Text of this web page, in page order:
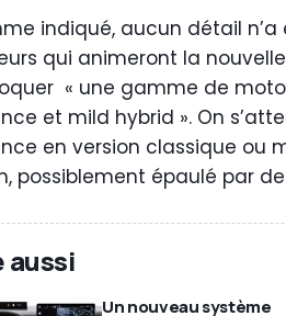
indiqué, aucun détail
qui animeront la
« une gamme de
et mild hybrid ». On
en version classique ou
possiblement épaulé par
aussi
Un nouveau système